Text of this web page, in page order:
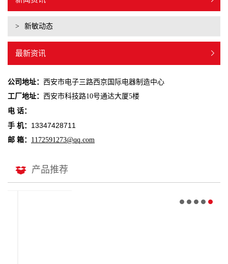
> 新敏动态
最新资讯
公司地址： 西安市电子三路西京国际电器制造中心
工厂地址： 西安市科技路10号通达大厦5楼
电 话：
手 机： 13347428711
邮 箱： 1172591273@qq.com
产品推荐